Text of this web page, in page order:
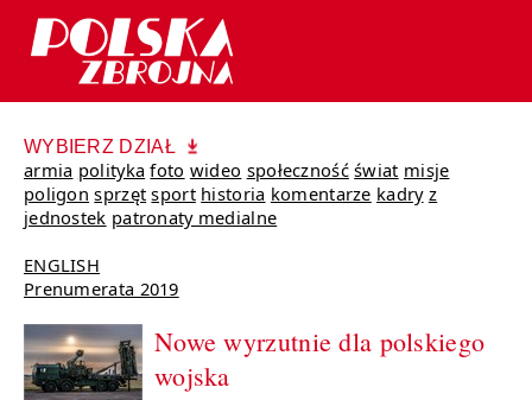
WYBIERZ DZIAŁ
armia polityka foto wideo społeczność świat misje
poligon sprzęt sport historia komentarze kadry z
jednostek patronaty medialne
ENGLISH
Prenumerata 2019
Nowe wyrzutnie dla polskiego
wojska